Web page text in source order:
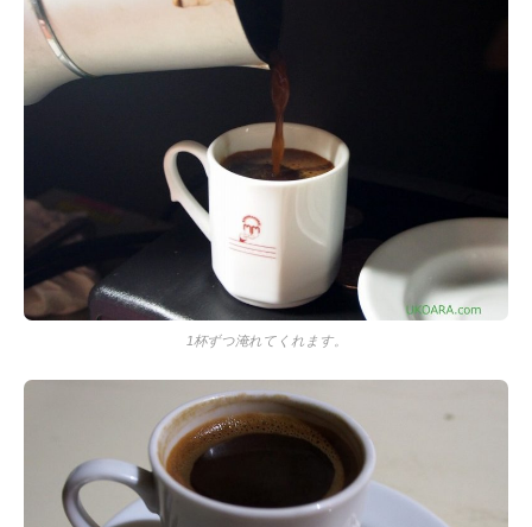
1杯ずつ淹れてくれます。